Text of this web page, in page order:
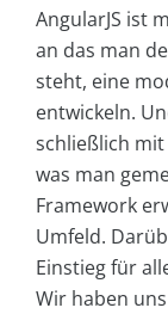
AngularJS ist
an das man
steht, eine
entwickeln.
schließlich
was man
Framework
Umfeld.
Einstieg für
Wir haben